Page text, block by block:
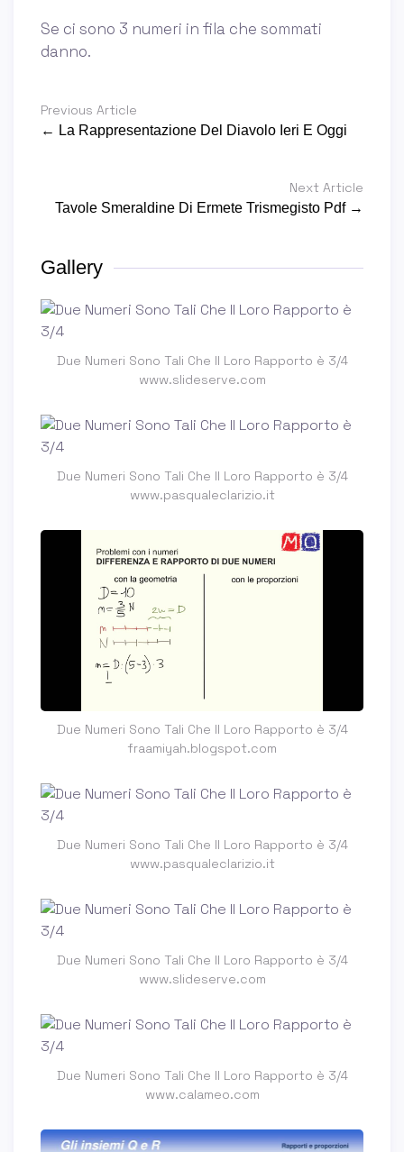
Se ci sono 3 numeri in fila che sommati
danno.
Previous Article
← La Rappresentazione Del Diavolo Ieri E Oggi
Next Article
Tavole Smeraldine Di Ermete Trismegisto Pdf →
Gallery
Due Numeri Sono Tali Che Il Loro Rapporto è 3/4
www.slideserve.com
Due Numeri Sono Tali Che Il Loro Rapporto è 3/4
www.pasqualeclarizio.it
Due Numeri Sono Tali Che Il Loro Rapporto è 3/4
fraamiyah.blogspot.com
Due Numeri Sono Tali Che Il Loro Rapporto è 3/4
www.pasqualeclarizio.it
Due Numeri Sono Tali Che Il Loro Rapporto è 3/4
www.slideserve.com
Due Numeri Sono Tali Che Il Loro Rapporto è 3/4
www.calameo.com